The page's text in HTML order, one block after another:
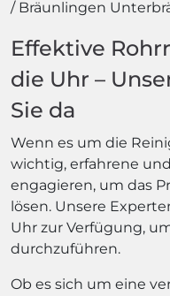
Bräunlingen
Effektive
die Uhr –
Sie da
Wenn es um die
wichtig, erfahrene
engagieren, um das
lösen. Unsere
Uhr zur Verfügung,
durchzuführen.
Ob es sich um eine